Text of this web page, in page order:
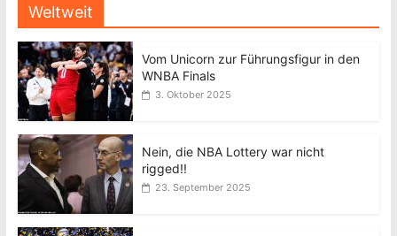
Weltweit
Vom Unicorn zur Führungsfigur in den
WNBA Finals
3. Oktober 2025
Nein, die NBA Lottery war nicht
rigged!!
23. September 2025